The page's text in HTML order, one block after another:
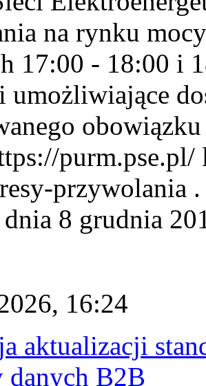
na rynku
17:00 - 18:00 i
umożliwiające
przywolania
8 grudnia
16:24
aktualizacji
danych B2B